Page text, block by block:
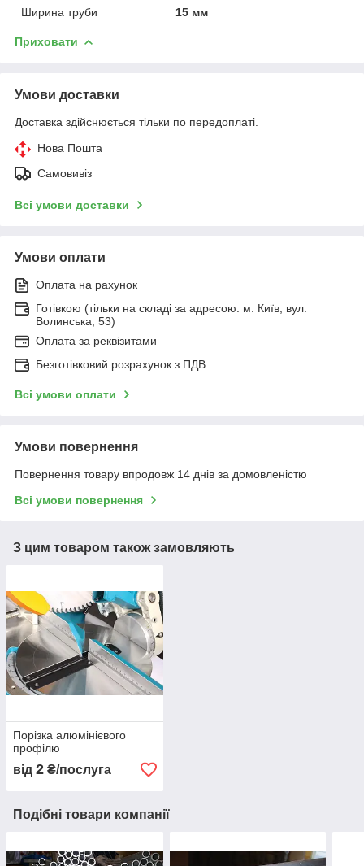
Ширина труби
15 мм
Приховати
Умови доставки
Доставка здійснюється тільки по передоплаті.
Нова Пошта
Самовивіз
Всі умови доставки
Умови оплати
Оплата на рахунок
Готівкою (тільки на складі за адресою: м. Київ, вул.
Волинська, 53)
Оплата за реквізитами
Безготівковий розрахунок з ПДВ
Всі умови оплати
Умови повернення
Повернення товару впродовж 14 днів за домовленістю
Всі умови повернення
З цим товаром також замовляють
Порізка алюмінієвого
профілю
від 2 ₴/послуга
Подібні товари компанії